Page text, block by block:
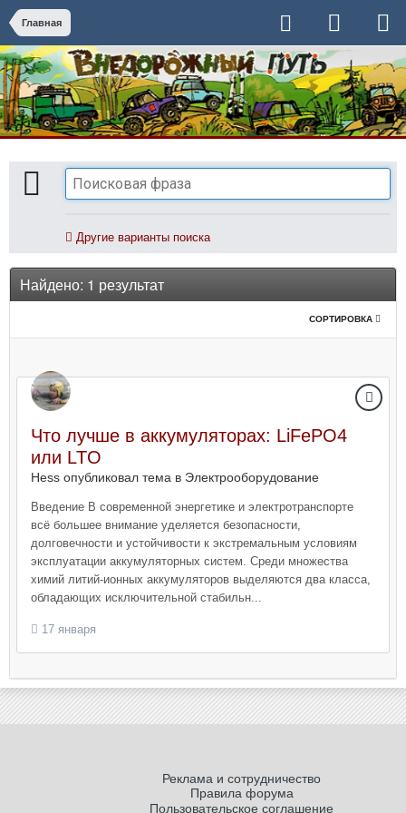
Главная
Другие варианты поиска
Найдено: 1 результат
СОРТИРОВКА
Что лучше в аккумуляторах: LiFePO4
или LTO
Hess опубликовал тема в Электрооборудование
Введение В современной энергетике и электротранспорте
всё большее внимание уделяется безопасности,
долговечности и устойчивости к экстремальным условиям
эксплуатации аккумуляторных систем. Среди множества
химий литий-ионных аккумуляторов выделяются два класса,
обладающих исключительной стабильн...
17 января
Реклама и сотрудничество
Правила форума
Пользовательское соглашение